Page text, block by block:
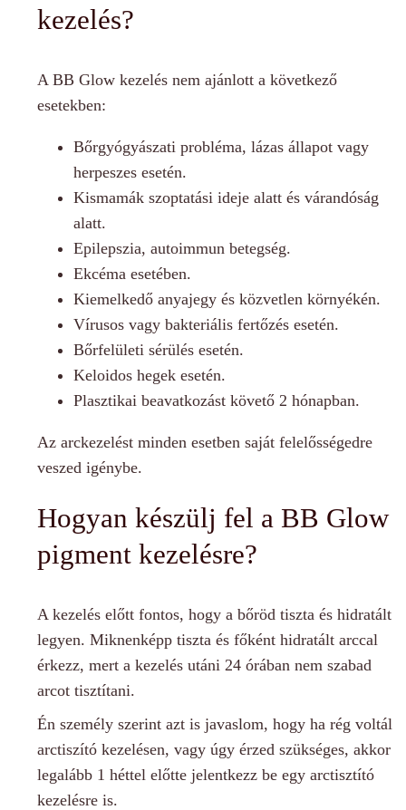
kezelés?
A BB Glow kezelés nem ajánlott a következő
esetekben:
Bőrgyógyászati probléma, lázas állapot vagy
herpeszes esetén.
Kismamák szoptatási ideje alatt és várandóság
alatt.
Epilepszia, autoimmun betegség.
Ekcéma esetében.
Kiemelkedő anyajegy és közvetlen környékén.
Vírusos vagy bakteriális fertőzés esetén.
Bőrfelületi sérülés esetén.
Keloidos hegek esetén.
Plasztikai beavatkozást követő 2 hónapban.
Az arckezelést minden esetben saját felelősségedre
veszed igénybe.
Hogyan készülj fel a BB Glow
pigment kezelésre?
A kezelés előtt fontos, hogy a bőröd tiszta és hidratált
legyen. Miknenképp tiszta és főként hidratált arccal
érkezz, mert a kezelés utáni 24 órában nem szabad
arcot tisztítani.
Én személy szerint azt is javaslom, hogy ha rég voltál
arctiszító kezelésen, vagy úgy érzed szükséges, akkor
legalább 1 héttel előtte jelentkezz be egy arctisztító
kezelésre is.